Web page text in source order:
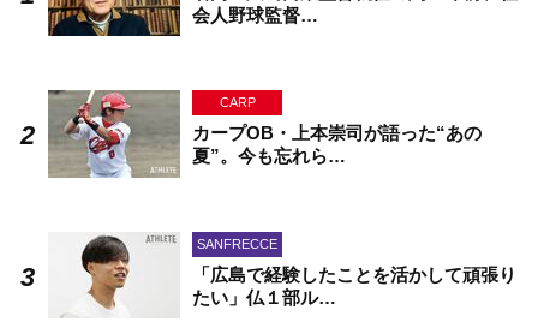
会人野球監督…
CARP
カープOB・上本崇司が語った“あの
夏”。今も忘れら…
SANFRECCE
「広島で経験したことを活かして頑張り
たい」仏１部ル…